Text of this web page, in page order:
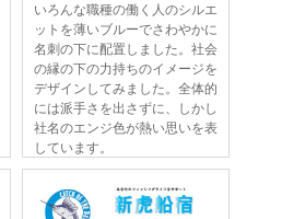
いろんな職種の働く人のシルエ
ットを薄いブルーでさわやかに
名刺の下に配置しました。社会
の縁の下の力持ちのイメージを
デザインしてみました。全体的
には派手さを出さずに、しかし
社名のエンジ色が熱い思いを表
しています。